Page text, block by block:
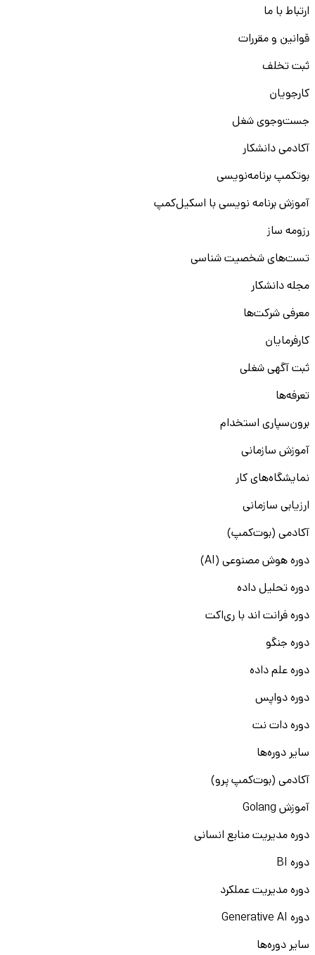
ارتباط با ما
قوانین و مقررات
ثبت تخلف
کارجویان
جست‌و‌جوی شغل
آکادمی دانشکار
بوتکمپ برنامه‌نویسی
آموزش برنامه نویسی با اسکیل‌کمپ
رزومه ساز
تست‌های شخصیت شناسی
مجله دانشکار
معرفی شرکت‌ها
کارفرمایان
ثبت آگهی شغلی
تعرفه‌ها
برون‌سپاری استخدام
آموزش سازمانی
نمایشگاه‌های کار
ارزیابی سازمانی
آکادمی (بوت‌کمپ)
دوره هوش مصنوعی (AI)
دوره تحلیل داده
دوره فرانت اند با ری‌اکت
دوره جنگو
دوره علم داده
دوره دواپس
دوره دات نت
سایر دوره‌ها
آکادمی (بوت‌کمپ پرو)
آموزش Golang
دوره مدیریت منابع انسانی
دوره BI
دوره مدیریت عملکرد
دوره Generative AI
سایر دوره‌ها